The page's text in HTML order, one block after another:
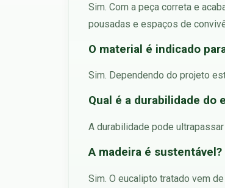
Sim. Com a peça correta e
pousadas e espaços de
O material é indicado
Sim. Dependendo do projeto
Qual é a durabilidade do
A durabilidade pode
A madeira é sustentável?
Sim. O eucalipto tratado vem